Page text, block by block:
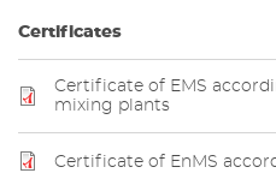
Certificates
Certificate of EMS
mixing plants
Certificate of EnMS